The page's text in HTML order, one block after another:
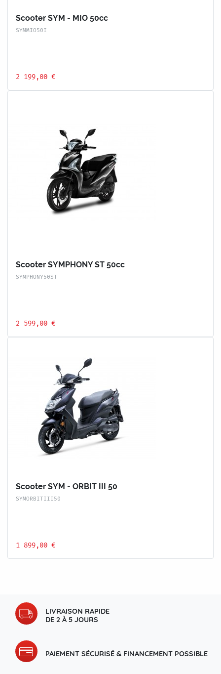
Scooter SYM - MIO 50cc
SYMMIO50I
2 199,00 €
Scooter SYMPHONY ST 50cc
SYMPHONY50ST
2 599,00 €
Scooter SYM - ORBIT III 50
SYMORBITIII50
1 899,00 €
LIVRAISON RAPIDE
DE 2 À 5 JOURS
PAIEMENT SÉCURISÉ & FINANCEMENT POSSIBLE